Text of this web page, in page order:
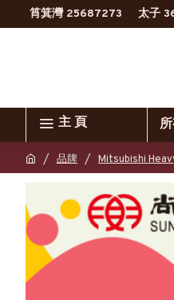
筲箕灣 25687273 太子
主 頁
品牌 Mitsubishi